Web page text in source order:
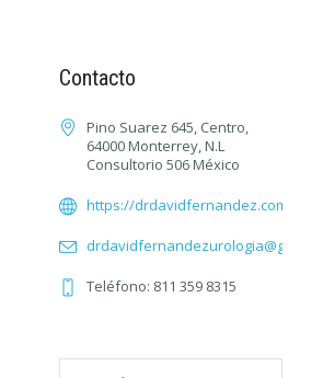
Contacto
Pino Suarez 645, Centro,
64000 Monterrey, N.L
Consultorio 506 México
https://drdavidfernandez.com/
drdavidfernandezurologia@gmail.com
Teléfono: 811 359 8315